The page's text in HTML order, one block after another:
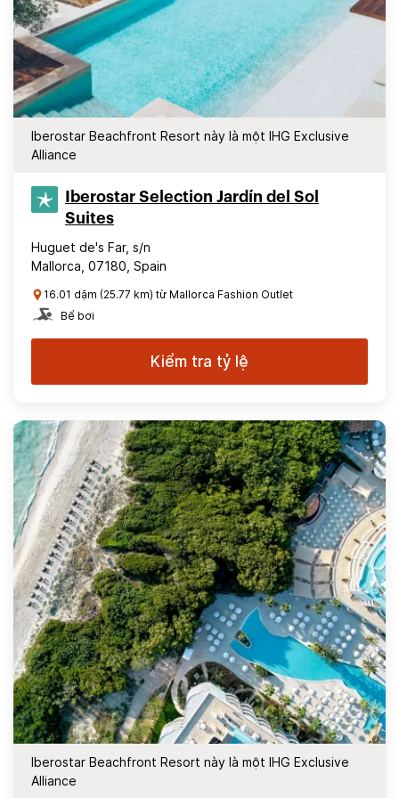
Iberostar Beachfront Resort này là một IHG Exclusive
Alliance
Iberostar Selection​ Jardín del Sol
Suites
Huguet de's Far, s/n
Mallorca, 07180, Spain
16.01 dặm (25.77 km) từ Mallorca Fashion Outlet
Bể bơi
Kiểm tra tỷ lệ
Iberostar Beachfront Resort này là một IHG Exclusive
Alliance